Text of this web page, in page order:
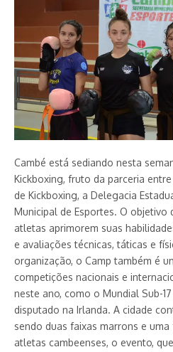
Cambé está sediando nesta
Kickboxing, fruto da parceria
de Kickboxing, a Delegacia
Municipal de Esportes. O
atletas aprimorem suas
e avaliações técnicas, táticas e
organização, o Camp também é
competições nacionais e
neste ano, como o Mundial Sub-
disputado na Irlanda. A cidade
sendo duas faixas marrons e
atletas cambeenses, o evento,